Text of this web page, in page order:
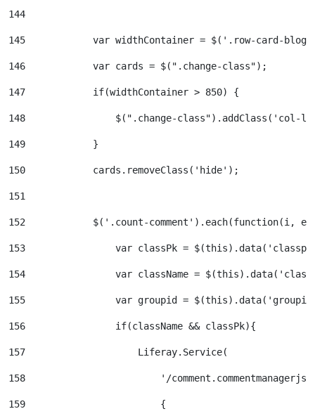
144
145
var widthContainer = $('.row-card-
146
            var cards = $(".change-class");
147
            if(widthContainer > 850) {
148
$(".change-class").addClass('col-
149
            }
150
            cards.removeClass('hide');
151
152
$('.count-comment').each(function(i,
153
var classPk =
154
var className =
155
var groupid =
156
                if(className && classPk){
157
                    Liferay.Service(
158
'/
159
                        {